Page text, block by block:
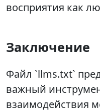
восприятия как
Заключение
Файл `llms.txt`
важный
взаимодействия